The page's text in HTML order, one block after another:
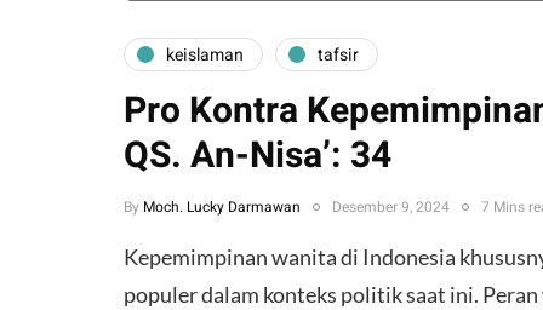
keislaman tafsir
Pro Kontra
QS. An-Nisa’: 34
By Moch. Lucky Darmawan Desember 9, 2024 7 Mins
Kepemimpinan wanita di Indonesia
populer dalam konteks politik saat ini.